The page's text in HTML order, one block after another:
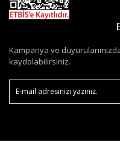
Kampanya ve
kaydolabilirsiniz.